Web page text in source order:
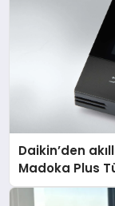
Daikin’den
Madoka Plus